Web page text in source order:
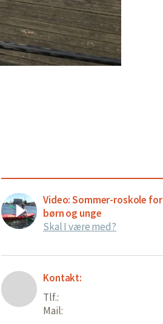
Video: Sommer-roskole for
børn og unge
Skal I være med?
Kontakt:
Tlf.:
Mail: